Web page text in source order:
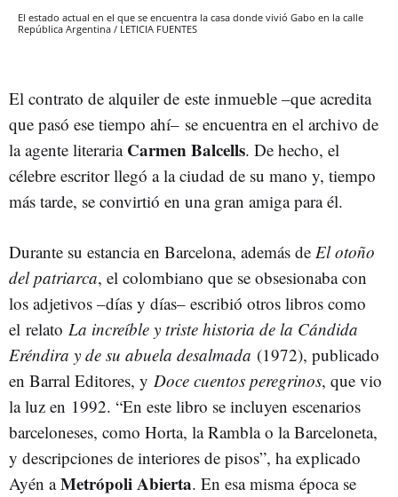
El estado actual en el que se encuentra la casa donde vivió Gabo en la calle
República Argentina / LETICIA FUENTES
El contrato de alquiler de este inmueble –que acredita
que pasó ese tiempo ahí– se encuentra en el archivo de
la agente literaria Carmen Balcells. De hecho, el
célebre escritor llegó a la ciudad de su mano y, tiempo
más tarde, se convirtió en una gran amiga para él.
Durante su estancia en Barcelona, además de El otoño
del patriarca, el colombiano que se obsesionaba con
los adjetivos –días y días– escribió otros libros como
el relato La increíble y triste historia de la Cándida
Eréndira y de su abuela desalmada (1972), publicado
en Barral Editores, y Doce cuentos peregrinos, que vio
la luz en 1992. “En este libro se incluyen escenarios
barceloneses, como Horta, la Rambla o la Barceloneta,
y descripciones de interiores de pisos”, ha explicado
Ayén aMetrópoli Abierta. En esa misma época se